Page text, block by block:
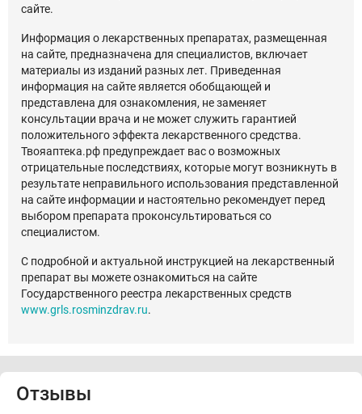
сайте.
Информация о лекарственных препаратах, размещенная
на сайте, предназначена для специалистов, включает
материалы из изданий разных лет. Приведенная
информация на сайте является обобщающей и
представлена для ознакомления, не заменяет
консультации врача и не может служить гарантией
положительного эффекта лекарственного средства.
Твояаптека.рф предупреждает вас о возможных
отрицательные последствиях, которые могут возникнуть в
результате неправильного использования представленной
на сайте информации и настоятельно рекомендует перед
выбором препарата проконсультироваться со
специалистом.
С подробной и актуальной инструкцией на лекарственный
препарат вы можете ознакомиться на сайте
Государственного реестра лекарственных средств
www.grls.rosminzdrav.ru.
Отзывы